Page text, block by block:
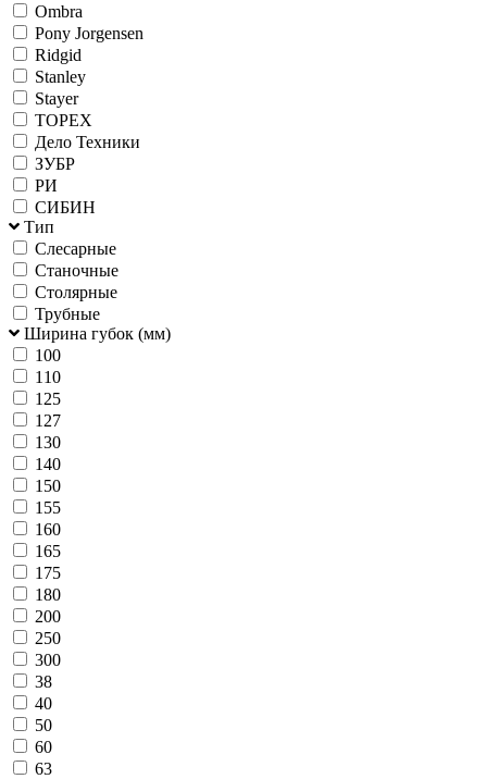
Ombra
Pony Jorgensen
Ridgid
Stanley
Stayer
TOPEX
Дело Техники
ЗУБР
РИ
СИБИН
Тип
Слесарные
Станочные
Столярные
Трубные
Ширина губок (мм)
100
110
125
127
130
140
150
155
160
165
175
180
200
250
300
38
40
50
60
63